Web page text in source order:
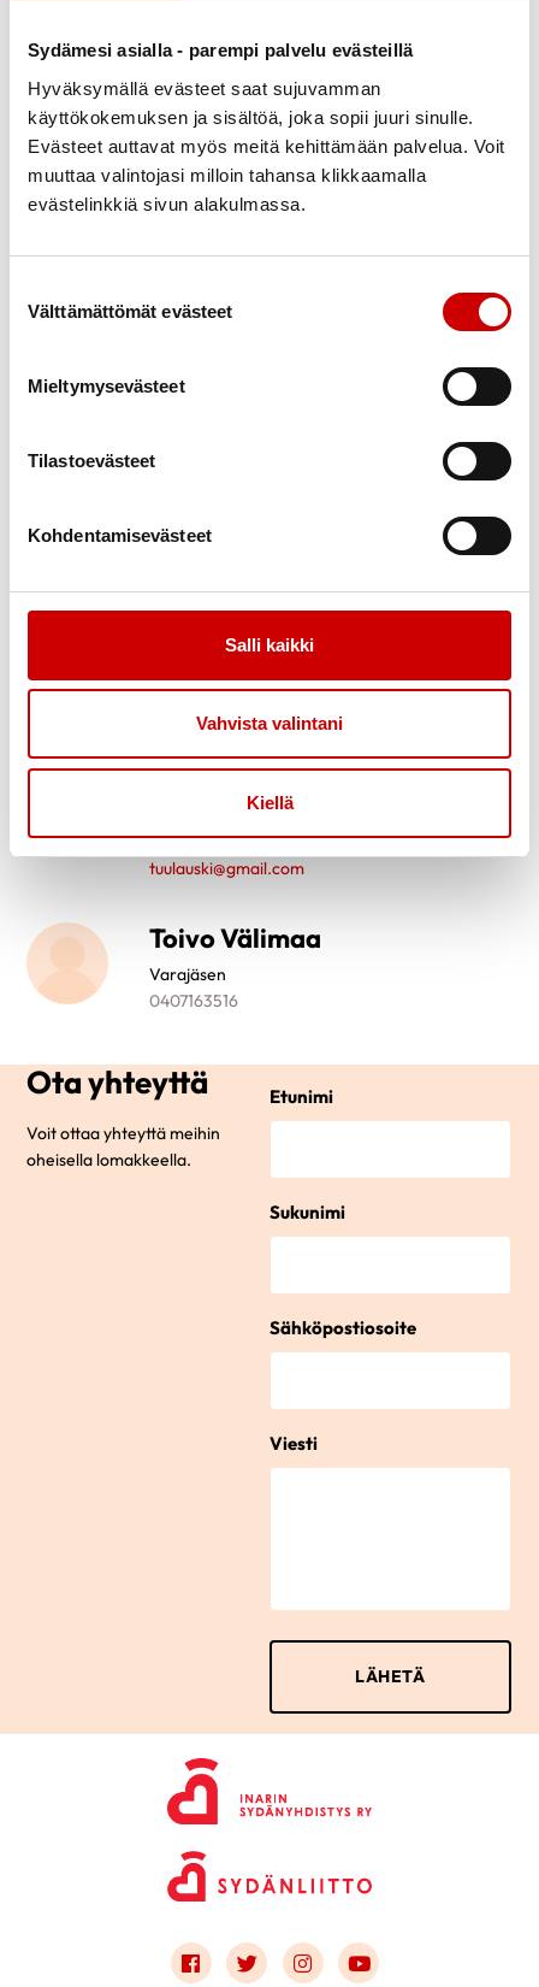
Sydämesi asialla - parempi palvelu evästeillä
Hyväksymällä evästeet saat sujuvamman
käyttökokemuksen ja sisältöä, joka sopii juuri sinulle.
Evästeet auttavat myös meitä kehittämään palvelua. Voit
muuttaa valintojasi milloin tahansa klikkaamalla
evästelinkkiä sivun alakulmassa.
Välttämättömät evästeet
Mieltymysevästeet
Tilastoevästeet
Kohdentamisevästeet
Salli kaikki
Vahvista valintani
Kiellä
Marja-Liisa Lehtinen
Yhdistyksen hallitus
marja-liisa.lehtinen@pp4.inet.fi
Aila Niemelä
0405162452
Yhdistyksen hallitus
Yhdistyksen hallitus
Anne Tennilä
Yhdistyksen sihteeri
0407338129
Tuula Uski
Yhdistyksen hallitus
0408612478
tuulauski@gmail.com
Toivo Välimaa
Varajäsen
0407163516
Ota yhteyttä
Voit ottaa yhteyttä meihin
oheisella lomakkeella.
Etunimi
Sukunimi
Sähköpostiosoite
Viesti
Link to facebook
Link to twitter
Link to instagram
Link to youtube